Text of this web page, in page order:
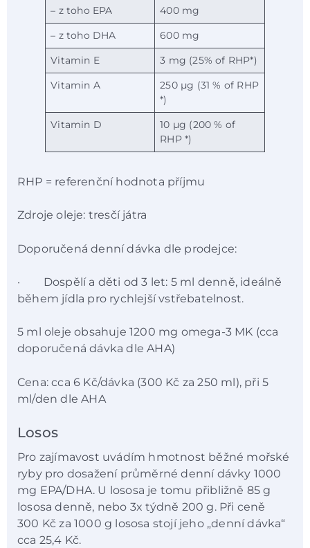
– z toho EPA
400 mg
– z toho DHA
600 mg
Vitamin E
3 mg (25% of RHP*)
Vitamin A
250 µg (31 % of RHP
*)
Vitamin D
10 µg (200 % of
RHP *)
RHP = referenční hodnota příjmu
Zdroje oleje: tresčí játra
Doporučená denní dávka dle prodejce:
· Dospělí a děti od 3 let: 5 ml denně, ideálně
během jídla pro rychlejší vstřebatelnost.
5 ml oleje obsahuje 1200 mg omega-3 MK (cca
doporučená dávka dle AHA)
Cena: cca 6 Kč/dávka (300 Kč za 250 ml), při 5
ml/den dle AHA
Losos
Pro zajímavost uvádím hmotnost běžné mořské
ryby pro dosažení průměrné denní dávky 1000
mg EPA/DHA. U lososa je tomu přibližně 85 g
lososa denně, nebo 3x týdně 200 g. Při ceně
300 Kč za 1000 g lososa stojí jeho „denní dávka“
cca 25,4 Kč.